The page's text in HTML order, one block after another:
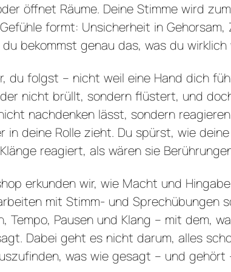
öffnet Räume. Deine Stimme wird
formt: Unsicherheit in Gehorsam,
bekommst genau das, was du wirklich
du folgst – nicht weil eine Hand dich
nicht brüllt, sondern flüstert, und
nachdenken lässt, sondern
in deine Rolle zieht. Du spürst, wie
reagiert, als wären sie
erkunden wir, wie Macht und
mit Stimm- und Sprechübungen
Tempo, Pausen und Klang – mit dem,
Dabei geht es nicht darum, alles
was wie gesagt – und gehört